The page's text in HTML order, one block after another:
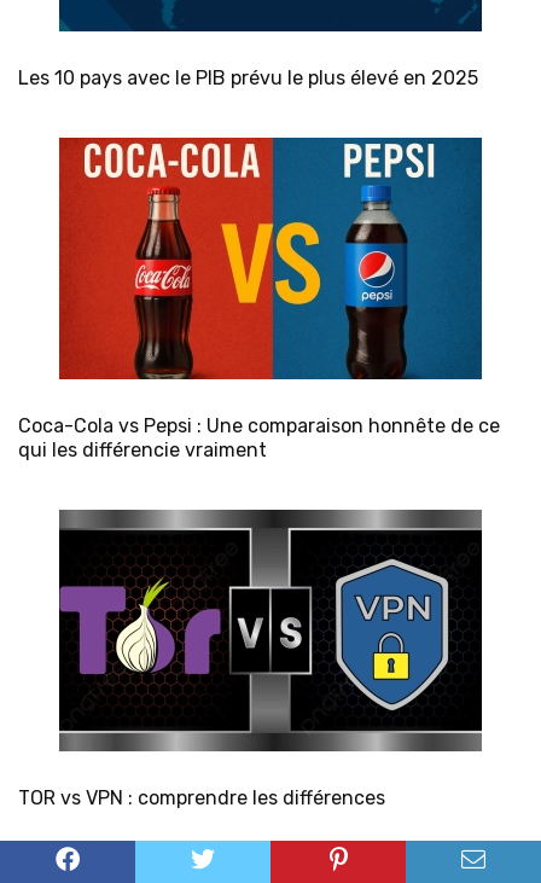
Les 10 pays avec le PIB prévu le plus élevé en 2025
Coca-Cola vs Pepsi : Une comparaison honnête de ce
qui les différencie vraiment
TOR vs VPN : comprendre les différences